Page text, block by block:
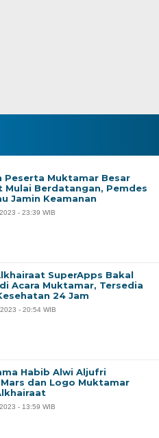
Peserta Muktamar Besar
Mulai Berdatangan, Pemdes
Jamin Keamanan
- 23:39 WIB
SuperApps Bakal
Acara Muktamar, Tersedia
24 Jam
- 20:54 WIB
Habib Alwi Aljufri
dan Logo Muktamar
- 13:59 WIB